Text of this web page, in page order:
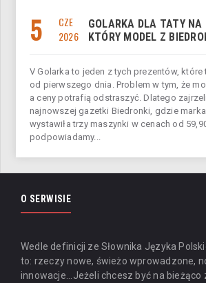
5
CZE
2026
GOLARKA DLA TATY
KTÓRY MODEL Z
V Golarka to jeden z tych prezentów, które
od pierwszego dnia. Problem w tym, że
a ceny potrafią odstraszyć. Dlatego
najnowszej gazetki Biedronki, gdzie marka
wystawiła trzy maszynki w cenach od
podpowiadamy...
O SERWISIE
Wedle definicji ze Słownika Języka
to: rzeczy nowe, świeżo wprowadzone,
innowacje... Jeżeli chcesz być na